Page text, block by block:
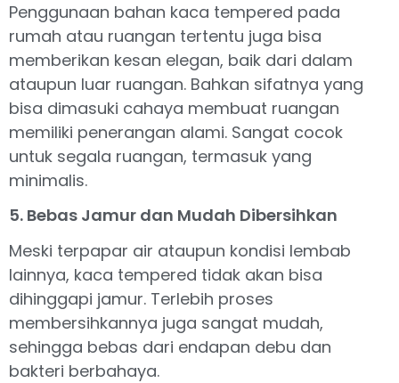
Penggunaan bahan kaca tempered pada
rumah atau ruangan tertentu juga bisa
memberikan kesan elegan, baik dari dalam
ataupun luar ruangan. Bahkan sifatnya yang
bisa dimasuki cahaya membuat ruangan
memiliki penerangan alami. Sangat cocok
untuk segala ruangan, termasuk yang
minimalis.
5. Bebas Jamur dan Mudah Dibersihkan
Meski terpapar air ataupun kondisi lembab
lainnya, kaca tempered tidak akan bisa
dihinggapi jamur. Terlebih proses
membersihkannya juga sangat mudah,
sehingga bebas dari endapan debu dan
bakteri berbahaya.